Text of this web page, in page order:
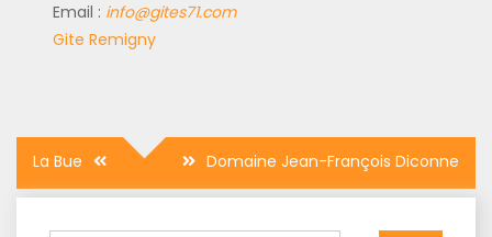
Email : info@gites71.com
Gite Remigny
Navigation
de
La Bue Domaine Jean-François Diconne